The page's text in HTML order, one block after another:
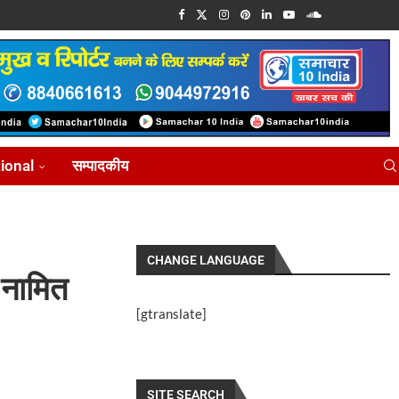
सम्पादकीय
CHANGE LANGUAGE
[gtranslate]
SITE SEARCH